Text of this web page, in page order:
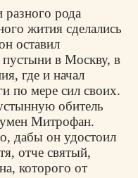
рода
жития сделались
оставил
пустыни в Москву, в
где и начал
по мере сил своих.
обитель
Митрофан.
дабы он удостоил
отче святый,
которого от